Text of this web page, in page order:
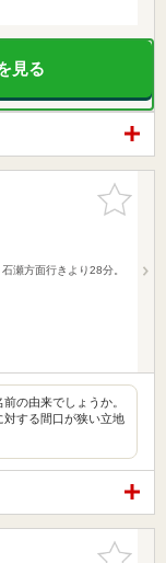
見る
お気に入
りに追加
瀬方面行きより28分。
の由来でしょうか。
する間口が狭い立地
お気に入